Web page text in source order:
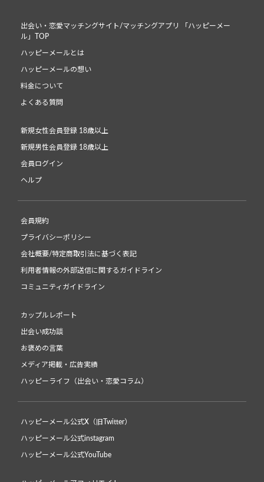
出会い・恋愛マッチングサイト/マッチングアプリ 「ハッピーメー
ル」TOP
ハッピーメールとは
ハッピーメールの想い
料金について
よくある質問
新規女性会員登録 18歳以上
新規男性会員登録 18歳以上
会員ログイン
ヘルプ
会員規約
プライバシーポリシー
会社概要/特定商取引法に基づく表記
利用者情報の外部送信に関するガイドライン
コミュニティガイドライン
カップルレポート
出会い成功談
お褒めの言葉
メディア掲載・広告実績
ハッピーライフ（出会い・恋愛コラム）
ハッピーメール公式X（旧Twitter）
ハッピーメール公式instagram
ハッピーメール公式YouTube